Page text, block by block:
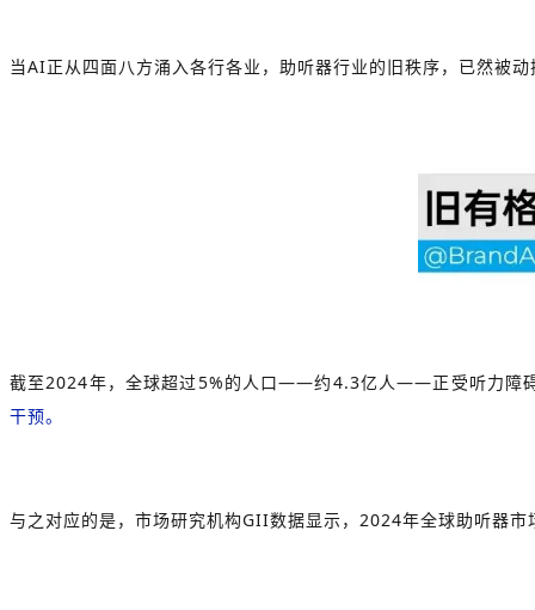
当AI正从四面八方涌入各行各业，助听器行业的旧秩序，已然被
截至2024年，全球超过5%的人口——约4.3亿人——正受听力障
干预。
与之对应的是，市场研究机构GII数据显示，2024年全球助听器